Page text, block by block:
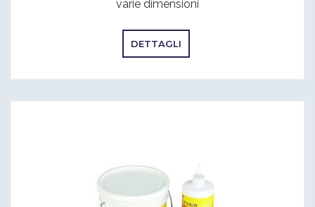
varie dimensioni
DETTAGLI